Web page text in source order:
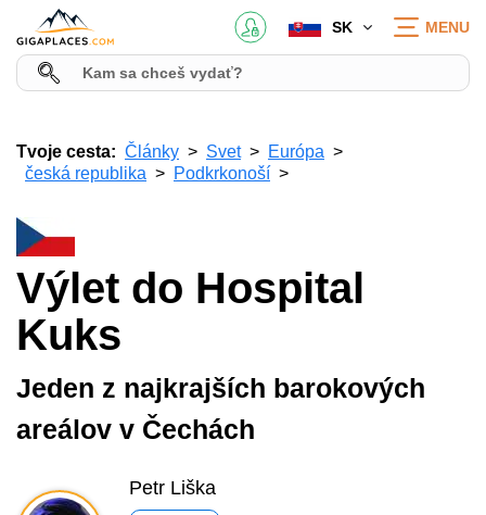
SK MENU
Tvoje cesta: Články Svet
Európa
česká republika
Podkrkonoší
Výlet do Hospital
Kuks
Jeden z najkrajších barokových
areálov v Čechách
Petr Liška